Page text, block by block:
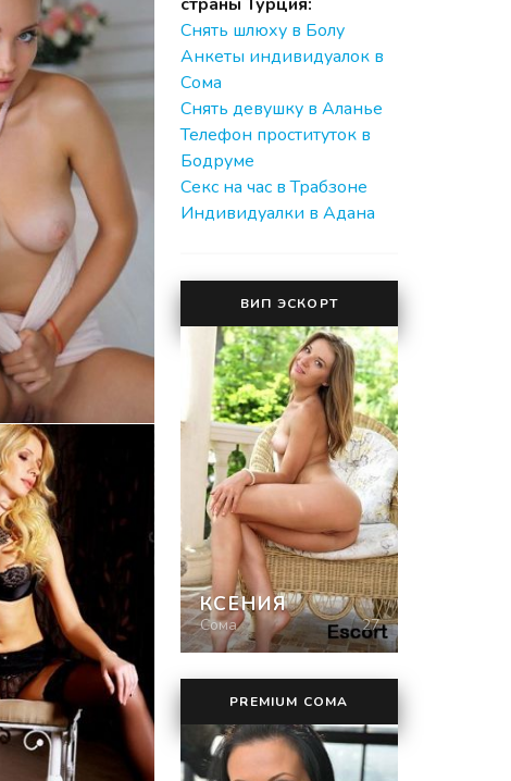
Cнять шлюху в Болу
Анкеты индивидуалок в
Сома
Снять девушку в Аланье
Телефон проституток в
Бодруме
Секс на час в Трабзоне
Индивидуалки в Адана
ВИП ЭСКОРТ
КСЕНИЯ
Сома 27
PREMIUM СОМА